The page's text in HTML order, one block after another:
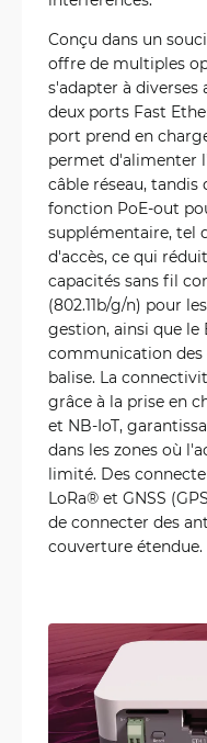
Conçu dans un
offre de multiples
s'adapter à diverses
deux ports Fast
port prend en
permet d'alimenter
câble réseau,
fonction PoE-out
supplémentaire, tel
d'accès, ce qui
capacités sans fil
(802.11b/g/n) pour
gestion, ainsi que
communication des
balise. La
grâce à la prise en
et NB-IoT,
dans les zones où
limité. Des
LoRa® et GNSS
de connecter des
couverture étendue.